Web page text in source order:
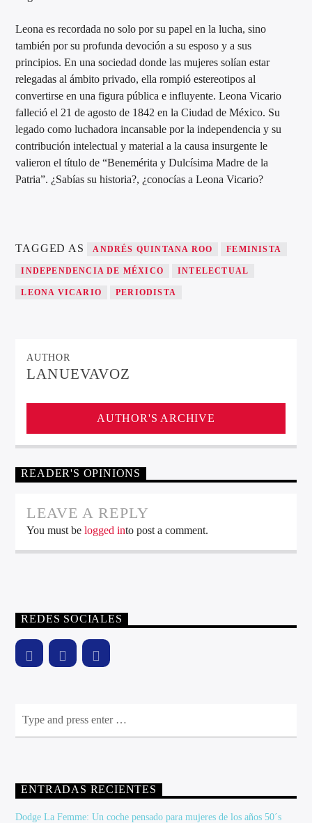
Leona es recordada no solo por su papel en la lucha, sino
también por su profunda devoción a su esposo y a sus
principios. En una sociedad donde las mujeres solían estar
relegadas al ámbito privado, ella rompió estereotipos al
convertirse en una figura pública e influyente. Leona Vicario
falleció el 21 de agosto de 1842 en la Ciudad de México. Su
legado como luchadora incansable por la independencia y su
contribución intelectual y material a la causa insurgente le
valieron el título de “Benemérita y Dulcísima Madre de la
Patria”. ¿Sabías su historia?, ¿conocías a Leona Vicario?
TAGGED AS ANDRÉS QUINTANA ROO FEMINISTA
INDEPENDENCIA DE MÉXICO INTELECTUAL
LEONA VICARIO PERIODISTA
AUTHOR
LANUEVAVOZ
AUTHOR'S ARCHIVE
READER'S OPINIONS
LEAVE A REPLY
You must belogged into post a comment.
REDES SOCIALES
ENTRADAS RECIENTES
Dodge La Femme: Un coche pensado para mujeres de los años 50´s